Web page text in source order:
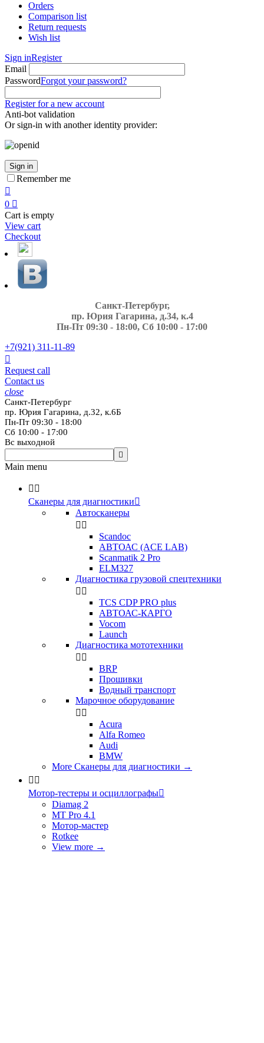
Orders
Comparison list
Return requests
Wish list
Sign inRegister
Email
PasswordForgot your password?
Register for a new account
Anti-bot validation
Or sign-in with another identity provider:
Sign in
Remember me

0 
Cart is empty
View cart
Checkout
Санкт-Петербург,
пр. Юрия Гагарина, д.34, к.4
Пн-Пт 09:30 - 18:00, Сб 10:00 - 17:00
+7(921) 311-11-89

Request call
Contact us
close
Санкт-Петербург
пр. Юрия Гагарина, д.32, к.6Б
Пн-Пт 09:30 - 18:00
Сб 10:00 - 17:00
Вс выходной

Main menu
 
Сканеры для диагностики
Автосканеры
 
Scandoc
АВТОАС (ACE LAB)
Scanmatik 2 Pro
ELM327
Диагностика грузовой спецтехники
 
TCS CDP PRO plus
АВТОАС-КАРГО
Vocom
Launch
Диагностика мототехники
 
BRP
Прошивки
Водный транспорт
Марочное оборудование
 
Acura
Alfa Romeo
Audi
BMW
More Сканеры для диагностики →
 
Мотор-тестеры и осциллографы
Diamag 2
MT Pro 4.1
Мотор-мастер
Rotkee
View more →